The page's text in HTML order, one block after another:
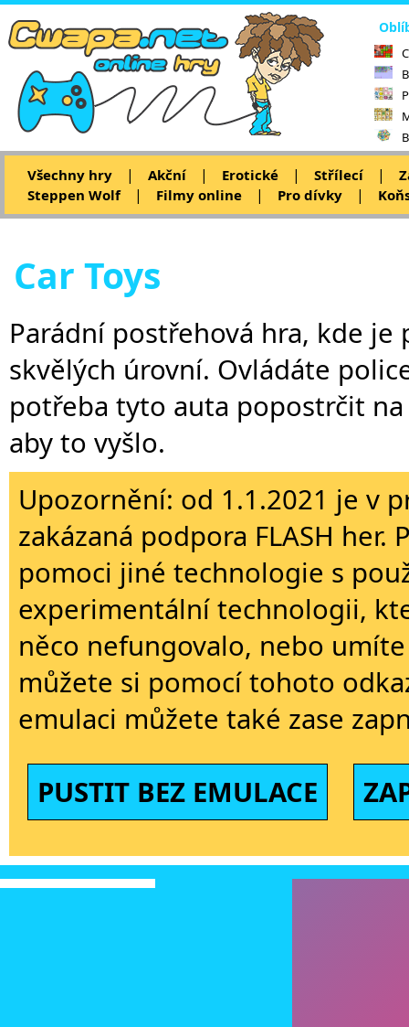
Všechny hry | Akční | Erotické | Střílecí |
Steppen Wolf
| Filmy online | Pro dívky |
Car Toys
Parádní postřehová hra, kde
skvělých úrovní. Ovládáte
potřeba tyto auta popostrčit
aby to vyšlo.
Upozornění: od 1.1.2021 je v
zakázaná podpora FLASH
pomoci jiné technologie s
experimentální technologii,
něco nefungovalo, nebo
můžete si pomocí tohoto
emulaci můžete také zase
PUSTIT BEZ EMULACE